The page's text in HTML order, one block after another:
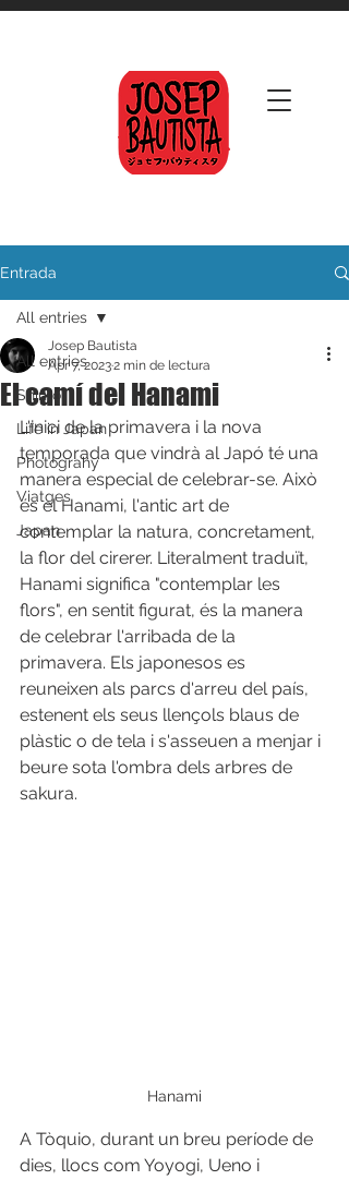
Entrada
All entries
Shinto
Life in Japan
Photograhy
Viatges
Japan
All entries
El camí del Hanami
Josep Bautista
Apr 7, 20232 min de lectura
L'inici de la primavera i la nova
temporada que vindrà al Japó té una
manera especial de celebrar-se. Això
és el Hanami, l'antic art de
contemplar la natura, concretament,
la flor del cirerer. Literalment traduït,
Hanami significa "contemplar les
flors", en sentit figurat, és la manera
de celebrar l'arribada de la
primavera. Els japonesos es
reuneixen als parcs d'arreu del país,
estenent els seus llençols blaus de
plàstic o de tela i s'asseuen a menjar i
beure sota l'ombra dels arbres de
sakura.
Hanami
A Tòquio, durant un breu període de
dies, llocs com Yoyogi, Ueno i